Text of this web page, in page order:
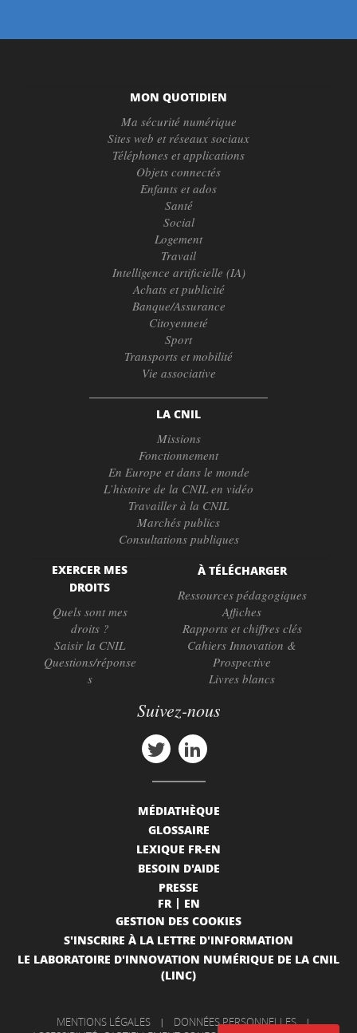
MON QUOTIDIEN
Ma sécurité numérique
Sites web et réseaux sociaux
Téléphones et applications
Objets connectés
Enfants et ados
Santé
Social
Logement
Travail
Intelligence artificielle (IA)
Achats et publicité
Banque/Assurance
Citoyenneté
Sport
Transports et mobilité
Vie associative
LA CNIL
Missions
Fonctionnement
En Europe et dans le monde
L’histoire de la CNIL en vidéo
Travailler à la CNIL
Marchés publics
Consultations publiques
EXERCER MES
DROITS
Quels sont mes
droits ?
Saisir la CNIL
Questions/réponse
s
À TÉLÉCHARGER
Ressources pédagogiques
Affiches
Rapports et chiffres clés
Cahiers Innovation &
Prospective
Livres blancs
Suivez-nous
MÉDIATHÈQUE
GLOSSAIRE
LEXIQUE FR-EN
BESOIN D'AIDE
PRESSE
FR
EN
GESTION DES COOKIES
S'INSCRIRE À LA LETTRE D'INFORMATION
LE LABORATOIRE D'INNOVATION NUMÉRIQUE DE LA CNIL
(LINC)
MENTIONS LÉGALES | DONNÉES PERSONNELLES |